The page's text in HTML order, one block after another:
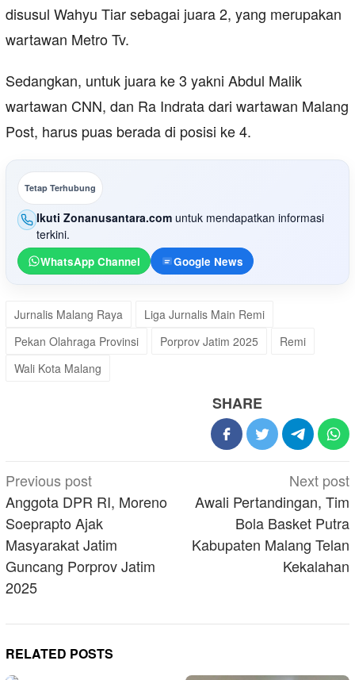
disusul Wahyu Tiar sebagai juara 2, yang merupakan
wartawan Metro Tv.
Sedangkan, untuk juara ke 3 yakni Abdul Malik
wartawan CNN, dan Ra Indrata dari wartawan Malang
Post, harus puas berada di posisi ke 4.
Tetap Terhubung
Ikuti Zonanusantara.com untuk mendapatkan informasi
terkini.
WhatsApp Channel Google News
Jurnalis Malang Raya
Liga Jurnalis Main Remi
Pekan Olahraga Provinsi
Porprov Jatim 2025
Remi
Wali Kota Malang
SHARE
Post
navigation
Previous post
Anggota DPR RI, Moreno
Soeprapto Ajak
Masyarakat Jatim
Guncang Porprov Jatim
2025
Next post
Awali Pertandingan, Tim
Bola Basket Putra
Kabupaten Malang Telan
Kekalahan
RELATED POSTS